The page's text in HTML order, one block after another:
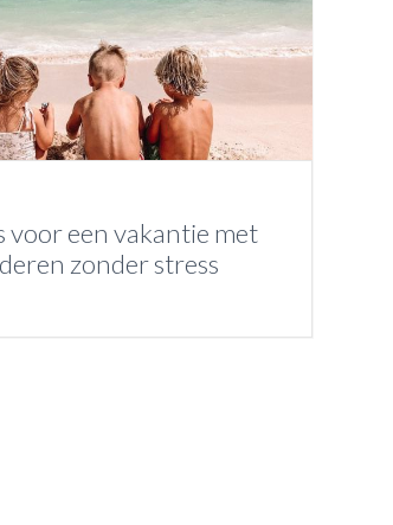
voor een vakantie met
zonder stress